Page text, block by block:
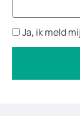
Ja, ik meld